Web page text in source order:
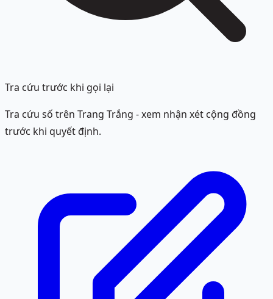
Tra cứu trước khi gọi lại
Tra cứu số trên Trang Trắng - xem nhận xét cộng đồng
trước khi quyết định.